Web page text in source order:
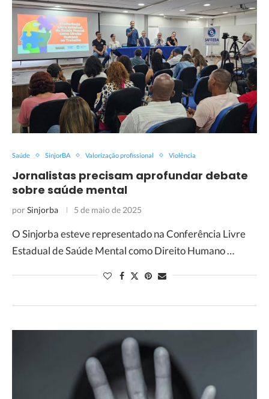
Saúde SinjorBA Valorização profissional Violência
Jornalistas precisam aprofundar debate
sobre saúde mental
porSinjorba 5 de maio de 2025
O Sinjorba esteve representado na Conferência Livre
Estadual de Saúde Mental como Direito Humano …